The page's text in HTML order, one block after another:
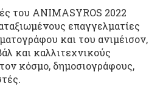
του ANIMASYROS 2022
επαγγελματίες
και του ανιμέισον,
και καλλιτεχνικούς
κόσμο, δημοσιογράφους,